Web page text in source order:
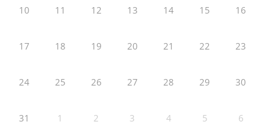
10 11 12 13 14 15 16
17 18 19 20 21 22 23
24 25 26 27 28 29 30
31 1 2 3 4 5 6